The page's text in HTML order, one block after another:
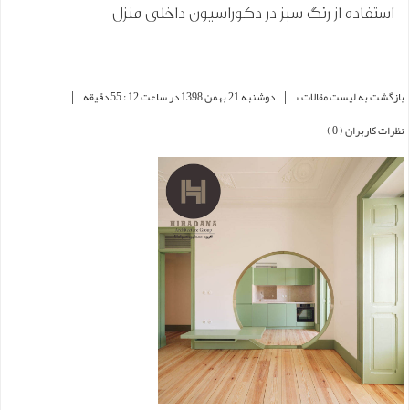
استفاده از رنگ سبز در دکوراسیون داخلی منزل
بازگشت به لیست مقالات » | دوشنبه 21 بهمن 1398 در ساعت 12 : 55 دقیقه |
نظرات کاربران ( 0 )